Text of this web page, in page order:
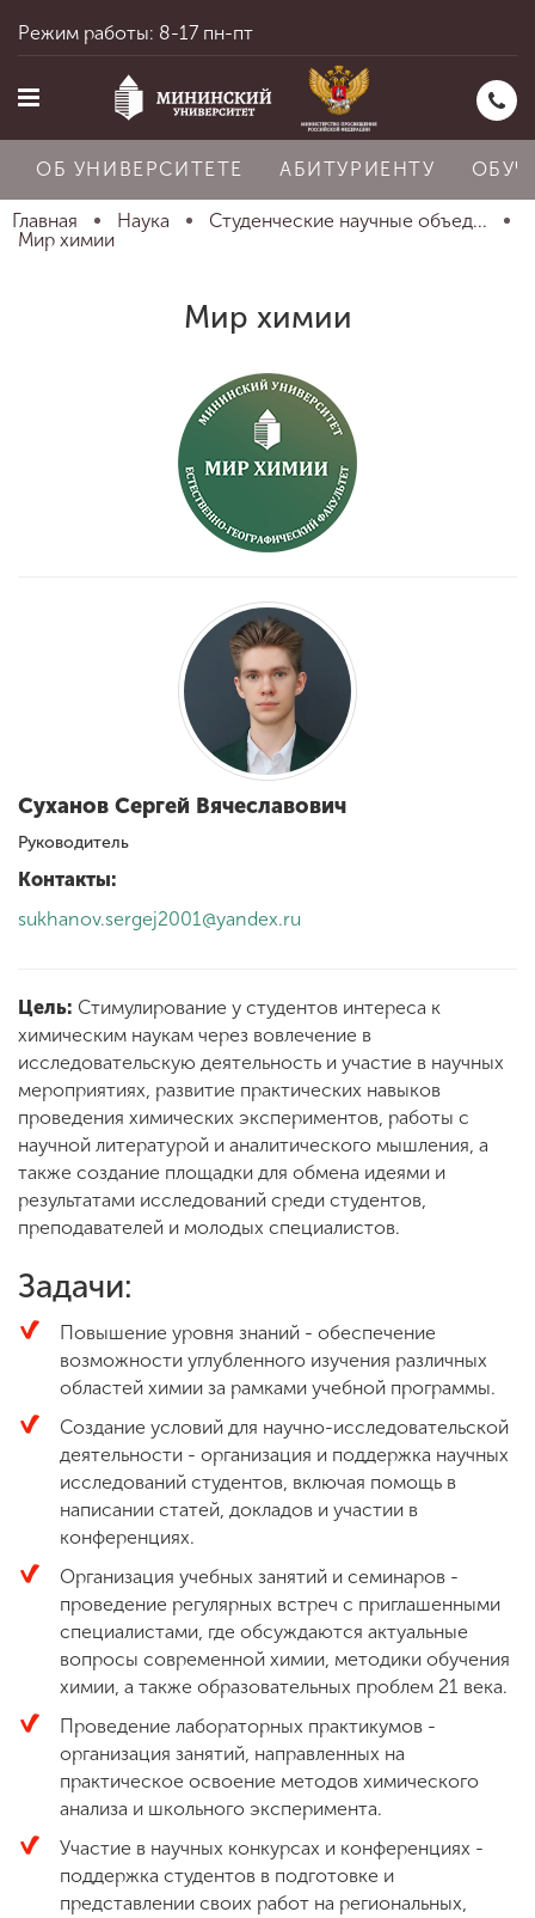
Об университете
Абитуриенту
Обучение
Международная
деятельность
Другие виды
деятельности
Студенческая жизнь
Сведения об
образовательной
организации
ENG SPN CHI
комиссия
Режим работы: 8-17 пн-пт
ОБ УНИВЕРСИТЕТЕ АБИТУРИЕНТУ
Главная Наука
Студенческие научные объед...
Мир химии
Мир химии
Суханов Сергей Вячеславович
Руководитель
Контакты:
sukhanov.sergej2001@yandex.ru
Цель: Стимулирование у студентов интереса к
химическим наукам через вовлечение в
исследовательскую деятельность и участие в научных
мероприятиях, развитие практических навыков
проведения химических экспериментов, работы с
научной литературой и аналитического мышления, а
также создание площадки для обмена идеями и
результатами исследований среди студентов,
преподавателей и молодых специалистов.
Задачи:
Повышение уровня знаний - обеспечение
возможности углубленного изучения различных
областей химии за рамками учебной программы.
Создание условий для научно-исследовательской
деятельности - организация и поддержка научных
исследований студентов, включая помощь в
написании статей, докладов и участии в
конференциях.
Организация учебных занятий и семинаров -
проведение регулярных встреч с приглашенными
специалистами, где обсуждаются актуальные
вопросы современной химии, методики обучения
химии, а также образовательных проблем 21 века.
Проведение лабораторных практикумов -
организация занятий, направленных на
практическое освоение методов химического
анализа и школьного эксперимента.
Участие в научных конкурсах и конференциях -
поддержка студентов в подготовке и
представлении своих работ на региональных,